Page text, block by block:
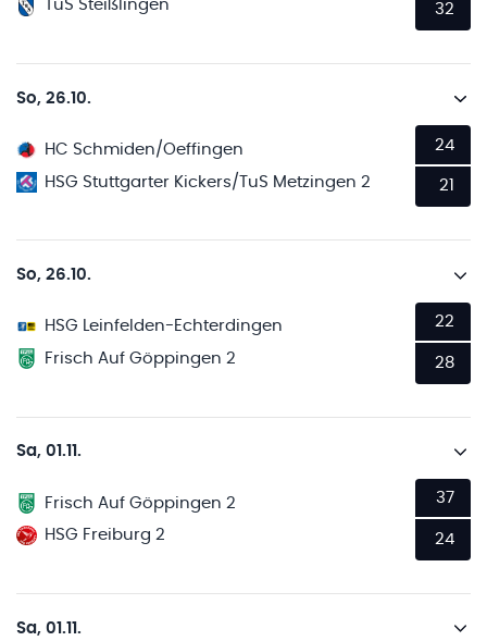
TuS Steißlingen
32
So, 26.10.
HC Schmiden/Oeffingen
HSG Stuttgarter Kickers/TuS Metzingen 2
24
21
So, 26.10.
HSG Leinfelden-Echterdingen
Frisch Auf Göppingen 2
22
28
Sa, 01.11.
Frisch Auf Göppingen 2
HSG Freiburg 2
37
24
Sa, 01.11.